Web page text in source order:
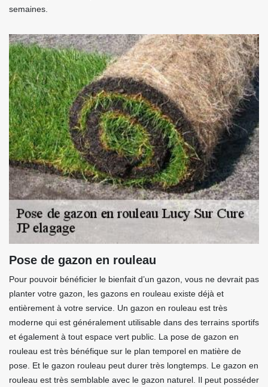
semaines.
Pose de gazon en rouleau
Pour pouvoir bénéficier le bienfait d’un gazon, vous ne devrait pas
planter votre gazon, les gazons en rouleau existe déjà et
entièrement à votre service. Un gazon en rouleau est très
moderne qui est généralement utilisable dans des terrains sportifs
et également à tout espace vert public. La pose de gazon en
rouleau est très bénéfique sur le plan temporel en matière de
pose. Et le gazon rouleau peut durer très longtemps. Le gazon en
rouleau est très semblable avec le gazon naturel. Il peut posséder